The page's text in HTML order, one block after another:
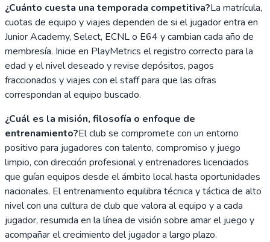
¿Cuánto cuesta una temporada competitiva?La matrícula,
cuotas de equipo y viajes dependen de si el jugador entra en
Junior Academy, Select, ECNL o E64 y cambian cada año de
membresía. Inicie en PlayMetrics el registro correcto para la
edad y el nivel deseado y revise depósitos, pagos
fraccionados y viajes con el staff para que las cifras
correspondan al equipo buscado.
¿Cuál es la misión, filosofía o enfoque de
entrenamiento?El club se compromete con un entorno
positivo para jugadores con talento, compromiso y juego
limpio, con dirección profesional y entrenadores licenciados
que guían equipos desde el ámbito local hasta oportunidades
nacionales. El entrenamiento equilibra técnica y táctica de alto
nivel con una cultura de club que valora al equipo y a cada
jugador, resumida en la línea de visión sobre amar el juego y
acompañar el crecimiento del jugador a largo plazo.